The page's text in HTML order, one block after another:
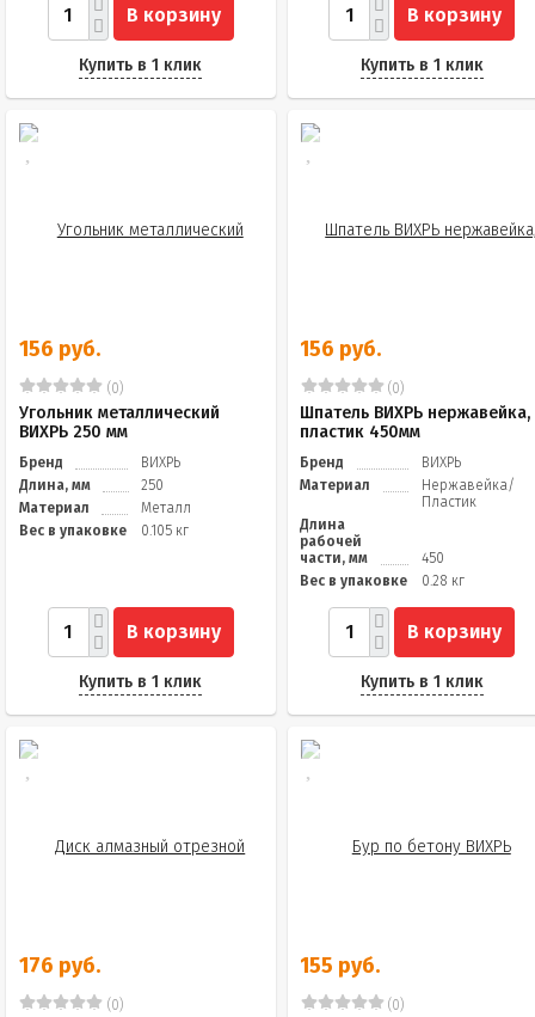
В корзину
Купить в 1 клик
В корзину
Купить в 1 клик
156 руб.
(0)
Угольник металлический
ВИХРЬ 250 мм
Бренд
ВИХРЬ
Длина, мм
250
Материал
Металл
Вес в упаковке
0.105 кг
В корзину
Купить в 1 клик
156 руб.
(0)
Шпатель ВИХРЬ нержавейка,
пластик 450мм
Бренд
ВИХРЬ
Материал
Нержавейка/
Пластик
Длина
рабочей
части, мм
450
Вес в упаковке
0.28 кг
В корзину
Купить в 1 клик
176 руб.
(0)
155 руб.
(0)